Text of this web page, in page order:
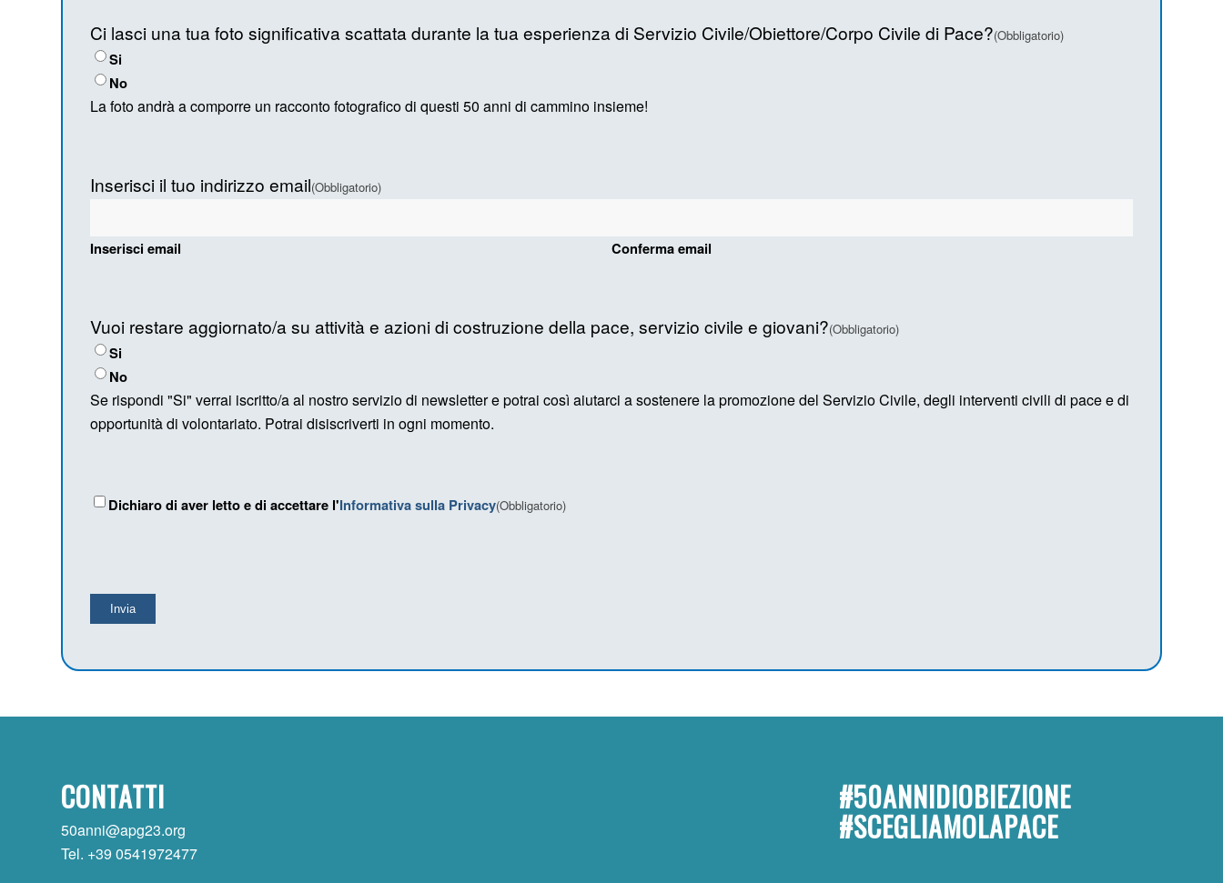
Ci lasci una tua foto significativa scattata durante la tua esperienza di Servizio Civile/Obiettore/Corpo Civile di Pace?(Obbligatorio)
Si
No
La foto andrà a comporre un racconto fotografico di questi 50 anni di cammino insieme!
Inserisci il tuo indirizzo email(Obbligatorio)
Inserisci email Conferma email
Vuoi restare aggiornato/a su attività e azioni di costruzione della pace, servizio civile e giovani?(Obbligatorio)
Si
No
Se rispondi "Si" verrai iscritto/a al nostro servizio di newsletter e potrai così aiutarci a sostenere la promozione del Servizio Civile, degli interventi civili di pace e di
opportunità di volontariato. Potrai disiscriverti in ogni momento.
Consenso(Obbligatorio)
Dichiaro di aver letto e di accettare l'Informativa sulla Privacy(Obbligatorio)
CONTATTI
50anni@apg23.org
Tel. +39 0541972477
#50ANNIDIOBIEZIONE
#SCEGLIAMOLAPACE